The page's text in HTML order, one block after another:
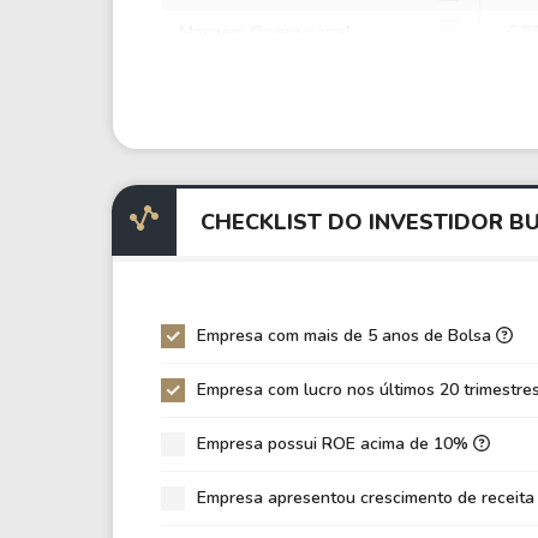
P/Ativo
0,99
LPA
Giro de Ativos
ROE
CHECKLIST DO INVESTIDOR
Empresa com mais de 5 anos de Bolsa
Empresa com lucro nos últimos 20
Empresa possui ROE acima de 10%
Empresa apresentou crescimento de